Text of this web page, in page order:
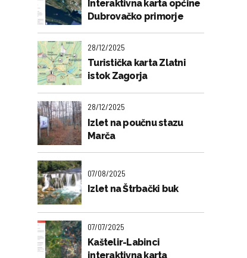
Interaktivna karta općine
Dubrovačko primorje
28/12/2025
Turistička karta Zlatni
istok Zagorja
28/12/2025
Izlet na poučnu stazu
Marča
07/08/2025
Izlet na Štrbački buk
07/07/2025
Kaštelir-Labinci
interaktivna karta